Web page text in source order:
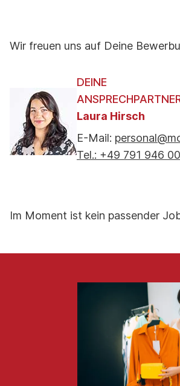
Wir freuen uns auf Deine
DEINE
Laura Hirsch
E-Mail:
Tel.: +49 791 946
Im Moment ist kein passender